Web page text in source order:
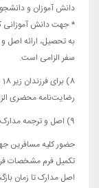
دانش آموزان و
* جهت دانش آموزانی
به تحصیل، ارائه اصل
سفر الزامی است.
رضایت‌­نامه محضری
9) اصل و ترجمه مدارک شغلی و مالی همسر برای خانم­‌های خانه‌­دار
حضور کلیه مسافرین
تکمیل فرم مشخصات
اصل مدارک تا زمان